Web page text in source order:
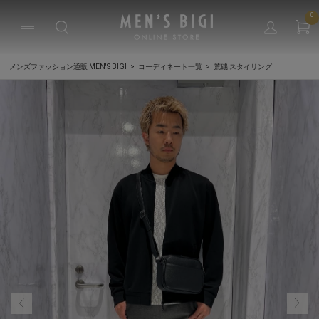
0
メンズファッション通販 MEN'S BIGI コーディネート一覧 荒磯 スタイリング